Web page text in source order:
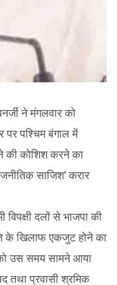
ने मंगलवार को
पर पश्चिम बंगाल में
की कोशिश करने का
साजिश’ करार
दलों से भाजपा की
के खिलाफ एकजुट होने का
को उस समय सामने आया
तथा प्रवासी श्रमिक